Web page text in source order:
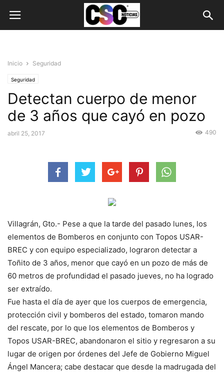
Inicio Seguridad
Seguridad
Detectan cuerpo de menor
de 3 años que cayó en pozo
abril 25, 2017 490
Villagrán, Gto.- Pese a que la tarde del pasado lunes, los
elementos de Bomberos en conjunto con Topos USAR-
BREC y con equipo especializado, lograron detectar a
Toñito de 3 años, menor que cayó en un pozo de más de
60 metros de profundidad el pasado jueves, no ha logrado
ser extraído.
Fue hasta el día de ayer que los cuerpos de emergencia,
protección civil y bomberos del estado, tomaron mando
del rescate, por lo que los elementos de Bomberos y
Topos USAR-BREC, abandonaron el sitio y regresaron a su
lugar de origen por órdenes del Jefe de Gobierno Miguel
Ángel Mancera; cabe destacar que desde la madrugada del